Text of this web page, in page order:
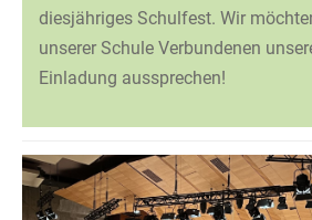
diesjähriges Schulfest. Wir
unserer Schule Verbundenen
Einladung aussprechen!